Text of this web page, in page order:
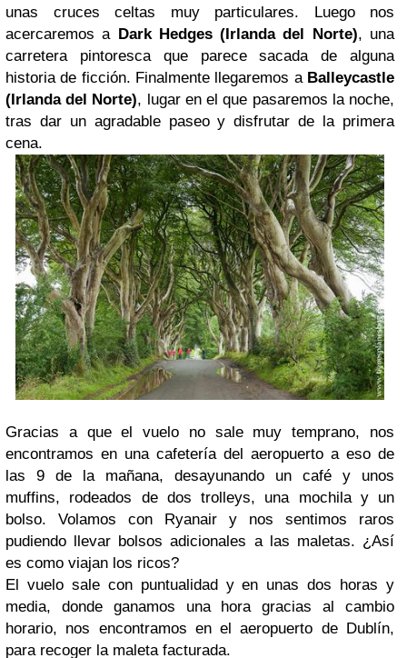
unas cruces celtas muy particulares. Luego nos
acercaremos a Dark Hedges (Irlanda del Norte), una
carretera pintoresca que parece sacada de alguna
historia de ficción. Finalmente llegaremos a Balleycastle
(Irlanda del Norte), lugar en el que pasaremos la noche,
tras dar un agradable paseo y disfrutar de la primera
cena.
Gracias a que el vuelo no sale muy temprano, nos
encontramos en una cafetería del aeropuerto a eso de
las 9 de la mañana, desayunando un café y unos
muffins, rodeados de dos trolleys, una mochila y un
bolso. Volamos con Ryanair y nos sentimos raros
pudiendo llevar bolsos adicionales a las maletas. ¿Así
es como viajan los ricos?
El vuelo sale con puntualidad y en unas dos horas y
media, donde ganamos una hora gracias al cambio
horario, nos encontramos en el aeropuerto de Dublín,
para recoger la maleta facturada.